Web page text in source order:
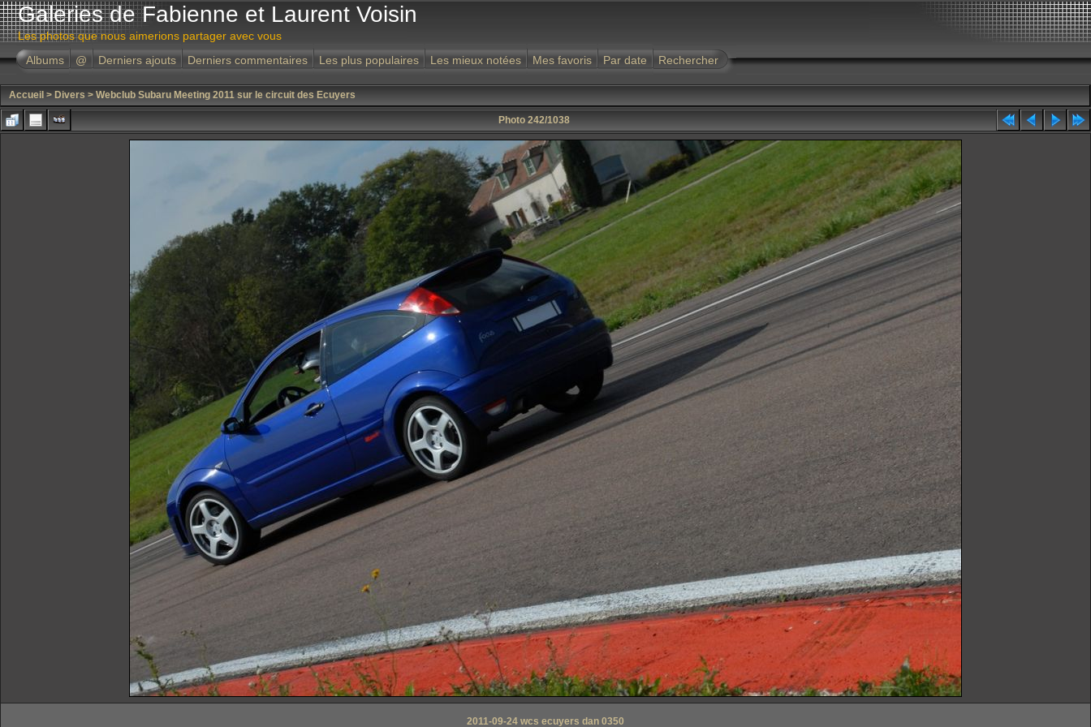
Galeries de Fabienne et Laurent Voisin
Les photos que nous aimerions partager avec vous
Albums
@ Derniers ajouts Derniers commentaires Les plus populaires Les mieux notées Mes favoris Par date Rechercher
Accueil > Divers > Webclub Subaru Meeting 2011 sur le circuit des Ecuyers
Photo 242/1038
2011-09-24 wcs ecuyers dan 0350